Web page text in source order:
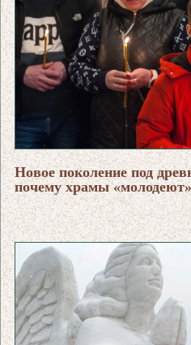
Новое поколение под
почему храмы